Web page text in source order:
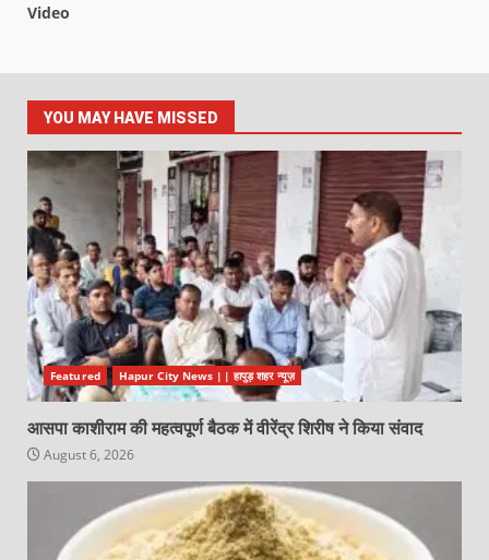
Video
YOU MAY HAVE MISSED
Featured Hapur City News || हापुड़ शहर न्यूज़
आसपा काशीराम की महत्वपूर्ण बैठक में वीरेंद्र शिरीष ने किया संवाद
August 6, 2026